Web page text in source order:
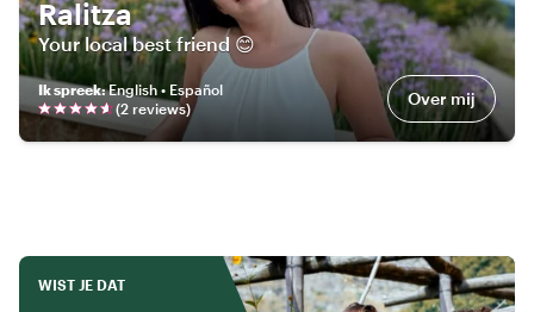
Ralitza
Your local best friend 😊
Ik spreek:English • Español
(2 reviews) Over mij
WIST JE DAT